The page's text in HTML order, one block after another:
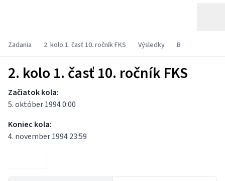
Zadania 2. kolo 1. časť 10. ročník FKS Výsledky B
2. kolo 1. časť 10. ročník FKS
Začiatok kola:
5. október 1994 0:00
Koniec kola:
4. november 1994 23:59